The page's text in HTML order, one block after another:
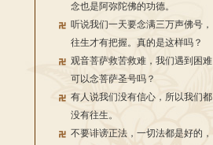
念也是阿弥陀佛的功德。
听说我们一天要念满三万声佛号，
往生才有把握。真的是这样吗？
观音菩萨救苦救难，我们遇到困难
可以念菩萨圣号吗？
有人说我们没有信心，所以我们都
没有往生。
不要诽谤正法，一切法都是好的，